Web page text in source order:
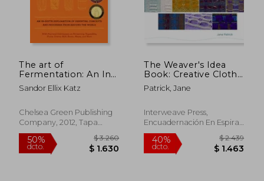
The art of
Fermentation: An In-
Depth Exploration of
Essential Concepts
Around the World (en
Inglés)
Sandor Ellix Katz
Chelsea Green Publishing
Company, 2012, Tapa
Dura, Nuevo
The Weaver's Idea
Book: Creative Cloth
on a Rigid Heddle
Loom (en Inglés)
Patrick, Jane
Interweave Press,
Encuadernación En Espiral,
Nuevo